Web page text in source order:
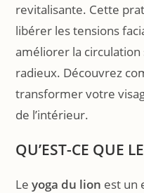
revitalisante. Cette
libérer les tensions
améliorer la
radieux. Découvrez
transformer votre
de l’intérieur.
QU’EST-CE QUE
Leyoga du lion est un